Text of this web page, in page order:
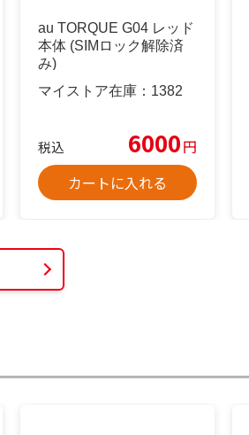
au TORQUE G04 レッド
本体 (SIMロック解除済
み)
マイストア在庫： 1382
税込 6000円
カートに入れる